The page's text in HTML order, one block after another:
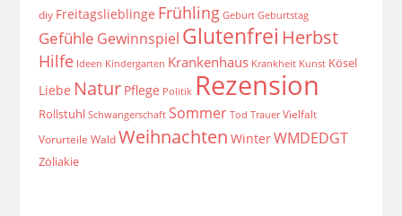
diy Freitagslieblinge Frühling Geburt Geburtstag
Gefühle Gewinnspiel Glutenfrei Herbst
Hilfe Ideen Kindergarten Krankenhaus Krankheit Kunst Kösel
Liebe Natur Pflege Politik Rezension
Rollstuhl Schwangerschaft Sommer Tod Trauer Vielfalt
Vorurteile Wald Weihnachten WinterWMDEDGT
Zöliakie